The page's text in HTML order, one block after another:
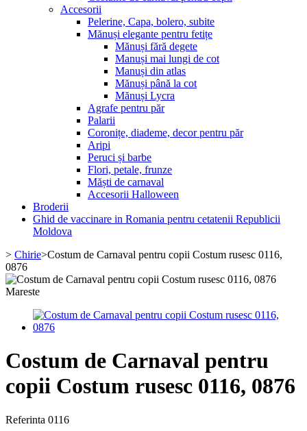
Accesorii
Pelerine, Capa, bolero, subite
Mănuși elegante pentru fetițe
Mănuși fără degete
Manuși mai lungi de cot
Manuși din atlas
Mănuși până la cot
Mănuși Lycra
Agrafe pentru păr
Palarii
Coronițe, diademe, decor pentru păr
Aripi
Peruci și barbe
Flori, petale, frunze
Măști de carnaval
Accesorii Halloween
Broderii
Ghid de vaccinare in Romania pentru cetatenii Republicii
Moldova
> Chirie>Costum de Carnaval pentru copii Costum rusesc 0116,
0876
Mareste
Costum de Carnaval pentru
copii Costum rusesc 0116, 0876
Referinta 0116